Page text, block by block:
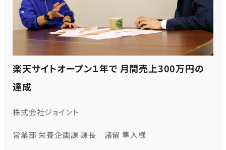
楽天サイトオープン１年で 月間売上300万円の
達成
株式会社ジョイント
営業部 栄養企画課 課長 諸留 隼人様